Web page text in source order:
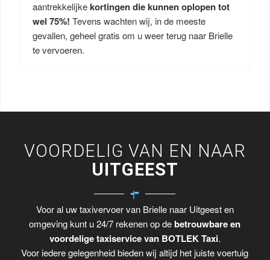
aantrekkelijkekortingen die kunnen oplopen tot
wel 75%! Tevens wachten wij, in de meeste
gevallen, geheel gratis om u weer terug naar Brielle
te vervoeren.
VOORDELIG VAN EN NAAR
UITGEEST
Voor al uw taxivervoer van Brielle naar Uitgeest en
omgeving kunt u 24/7 rekenen op debetrouwbare en
voordelige taxiservice van BOTLEK Taxi.
Voor iedere gelegenheid bieden wij altijd het juiste voertuig